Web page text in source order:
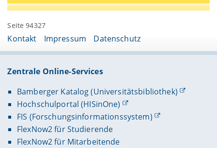
Seite 94327
Kontakt Impressum Datenschutz
Zentrale Online-Services
Bamberger Katalog (Universitätsbibliothek)
Hochschulportal (HISinOne)
FIS (Forschungsinformationssystem)
FlexNow2 für Studierende
FlexNow2 für Mitarbeitende